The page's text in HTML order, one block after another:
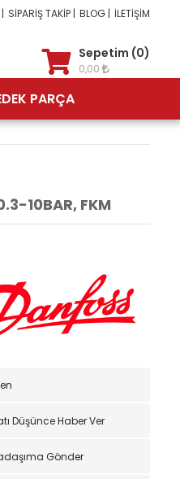
SİPARİŞ TAKİP | BLOG | İLETİŞİM
Sepetim (0)
0,00
PARÇA
10BAR, FKM
Düşünce Haber Ver
Gönder